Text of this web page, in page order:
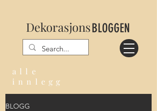
DekorasjonsBLOGGEN
alle
innlegg
BLOGG